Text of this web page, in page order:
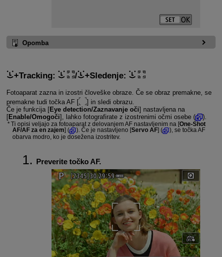
Opomba
+Tracking: / +Sledenje:
Fotoaparat zazna in izostri človeške obraze. Če se obraz premakne, se
premakne tudi točka AF [
] in sledi obrazu.
Če je funkcija [Eye detection/Zaznavanje oči] nastavljena na
[Enable/Omogoči], lahko fotografirate z izostrenimi očmi osebe ( ).
Ti opisi veljajo za fotoaparat z delovanjem AF nastavljenim na [One-Shot
AF/AF za en zajem ] ( ). Če je nastavljeno [Servo AF ] (
), se točka AF
obarva modro, ko je dosežena izostritev.
Preverite točko AF.